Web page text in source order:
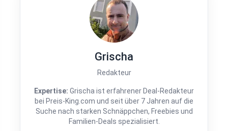
Grischa
Redakteur
Expertise: Grischa ist erfahrener Deal-Redakteur
bei Preis-King.com und seit über 7 Jahren auf die
Suche nach starken Schnäppchen, Freebies und
Familien-Deals spezialisiert.